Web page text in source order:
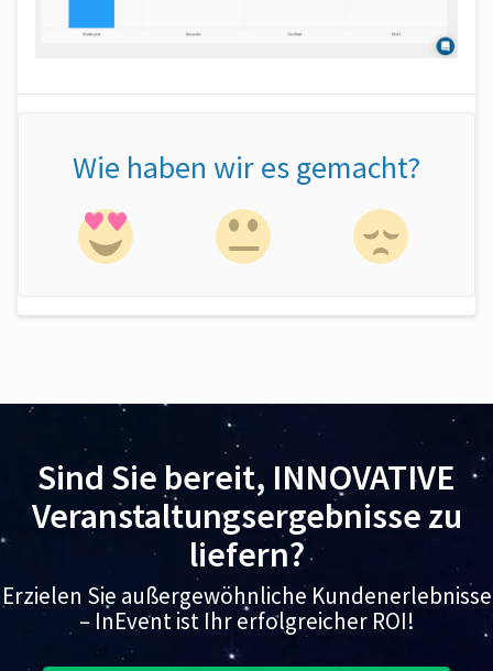
Wie haben wir es gemacht?
Sind Sie bereit, INNOVATIVE
Veranstaltungsergebnisse zu
liefern?
Erzielen Sie außergewöhnliche Kundenerlebnisse
– InEvent ist Ihr erfolgreicher ROI!